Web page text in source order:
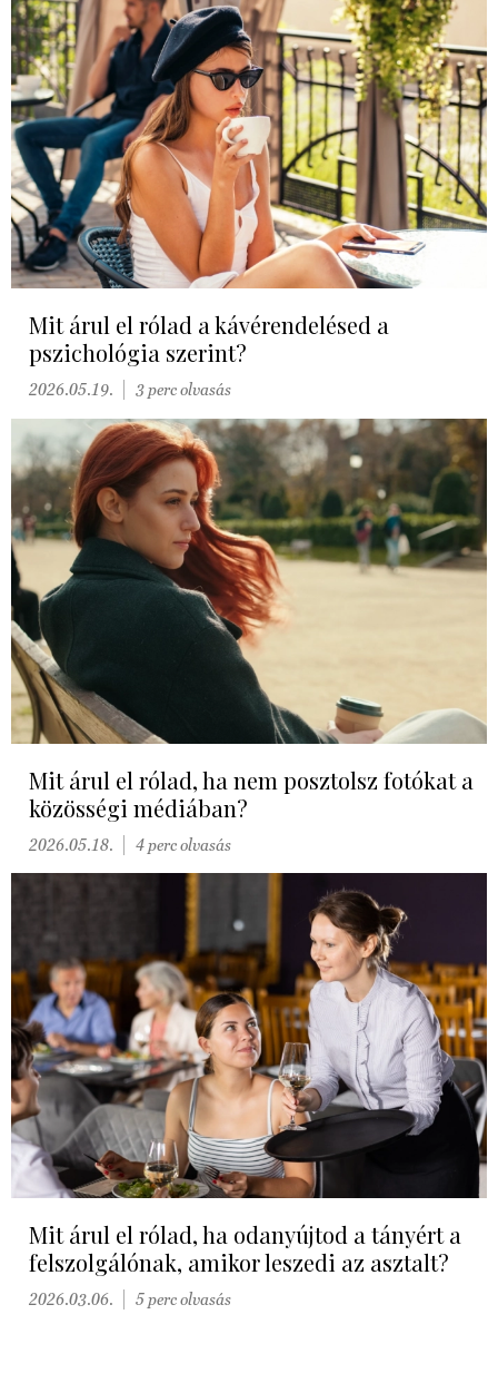
Mit árul el rólad a kávérendelésed a
pszichológia szerint?
2026.05.19. 3 perc olvasás
Mit árul el rólad, ha nem posztolsz fotókat a
közösségi médiában?
2026.05.18. 4 perc olvasás
Mit árul el rólad, ha odanyújtod a tányért a
felszolgálónak, amikor leszedi az asztalt?
2026.03.06. 5 perc olvasás